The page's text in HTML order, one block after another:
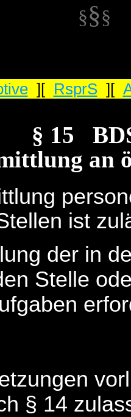
§§§
][ RsprS][
§ 15
an
ist
der in
Stelle
§ 14